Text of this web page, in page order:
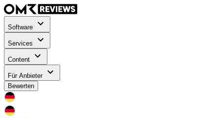
Software
Services
Content
Für Anbieter
Bewerten